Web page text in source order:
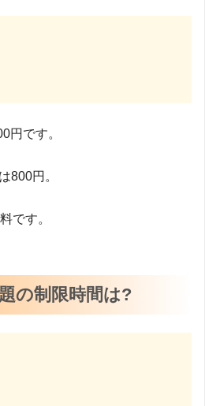
円です。
800円。
です。
の制限時間は?